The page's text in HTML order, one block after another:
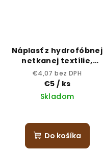
Náplasť z hydrofóbnej
netkanej textílie,
samolepiaca,
nesterilná 5 cm x 10 m
€4,07 bez DPH
€5 / ks
Skladom
Do košíka